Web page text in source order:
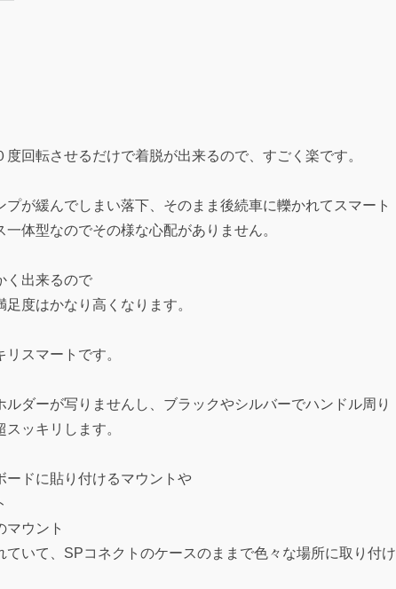
回転させるだけで着脱が出来るので、すごく楽です。
が緩んでしまい落下、そのまま後続車に轢かれてスマート
体型なのでその様な心配がありません。
く出来るので
度はかなり高くなります。
スマートです。
ダーが写りませんし、ブラックやシルバーでハンドル周り
ッキリします。
ードに貼り付けるマウントや
マウント
いて、SPコネクトのケースのままで色々な場所に取り付け